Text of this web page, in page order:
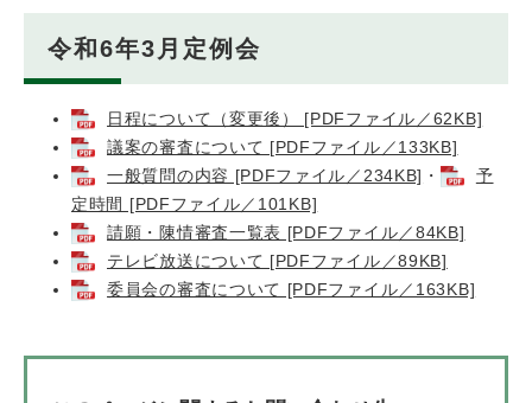
令和6年3月定例会
日程について（変更後） [PDFファイル／62KB]
議案の審査について [PDFファイル／133KB]
一般質問の内容 [PDFファイル／234KB] ・
予
定時間 [PDFファイル／101KB]
請願・陳情審査一覧表 [PDFファイル／84KB]
テレビ放送について [PDFファイル／89KB]
委員会の審査について [PDFファイル／163KB]